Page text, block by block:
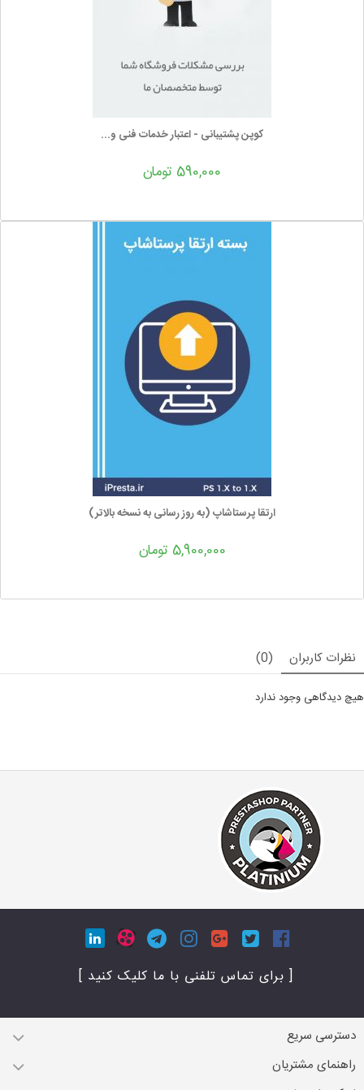
کوپن پشتیبانی - اعتبار خدمات فنی و...
590,000 تومان
ارتقا پرستاشاپ (به روز رسانی به نسخه بالاتر)
5,900,000 تومان
نظرات کاربران (0)
هیچ دیدگاهی وجود ندارد
[ برای تماس تلفنی با ما کلیک کنید ]
دسترسی سریع
راهنمای مشتریان